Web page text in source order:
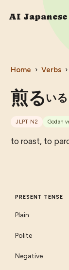
AI
Home › Verbs ›
煎る いる
JLPT N2 Godan
to roast, to
PRESENT TENSE
Plain
Polite
Negative